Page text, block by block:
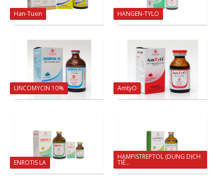
Han-Tuxin HANGEN-TYLO
LINCOMYCIN 10% AmtyO
ENROTIS LA
HAMPISTREPTOL (DUNG DỊCH
TIÊ...